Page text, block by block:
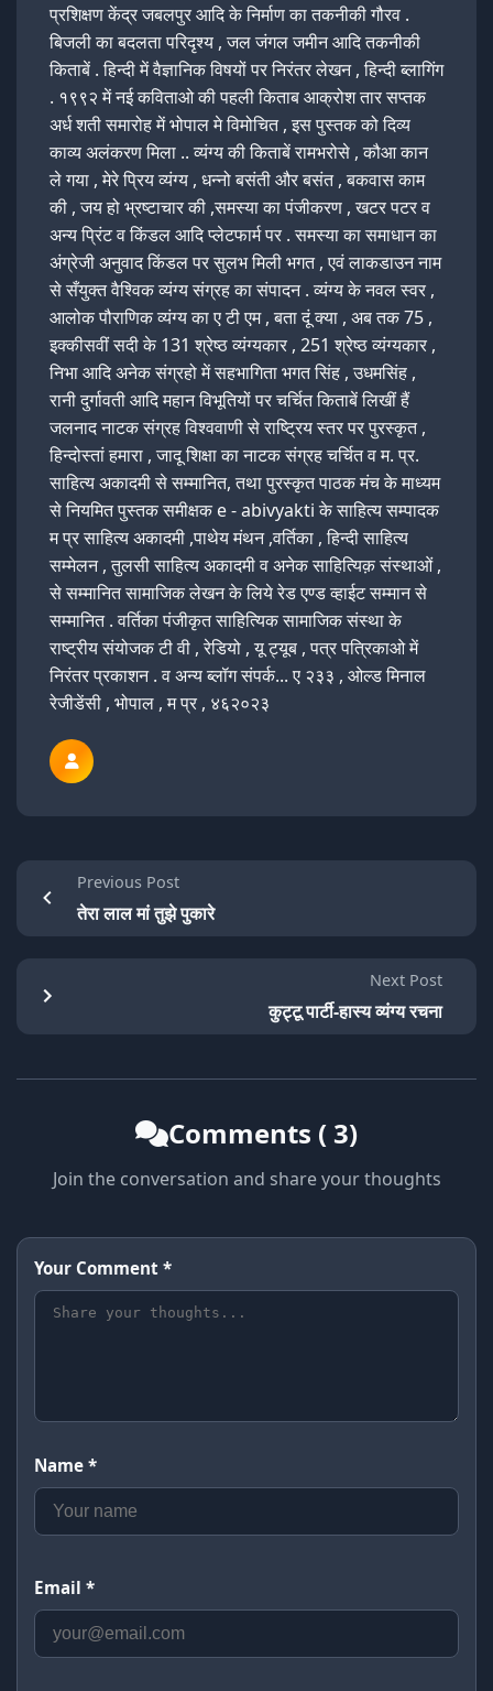
प्रशिक्षण केंद्र जबलपुर आदि के निर्माण का तकनीकी गौरव .
बिजली का बदलता परिदृश्य , जल जंगल जमीन आदि तकनीकी
किताबें . हिन्दी में वैज्ञानिक विषयों पर निरंतर लेखन , हिन्दी ब्लागिंग
. १९९२ में नई कविताओ की पहली किताब आक्रोश तार सप्तक
अर्ध शती समारोह में भोपाल मे विमोचित , इस पुस्तक को दिव्य
काव्य अलंकरण मिला .. व्यंग्य की किताबें रामभरोसे , कौआ कान
ले गया , मेरे प्रिय व्यंग्य , धन्नो बसंती और बसंत , बकवास काम
की , जय हो भ्रष्टाचार की ,समस्या का पंजीकरण , खटर पटर व
अन्य प्रिंट व किंडल आदि प्लेटफार्म पर . समस्या का समाधान का
अंग्रेजी अनुवाद किंडल पर सुलभ मिली भगत , एवं लाकडाउन नाम
से सँयुक्त वैश्विक व्यंग्य संग्रह का संपादन . व्यंग्य के नवल स्वर ,
आलोक पौराणिक व्यंग्य का ए टी एम , बता दूं क्या , अब तक 75 ,
इक्कीसवीं सदी के 131 श्रेष्ठ व्यंग्यकार , 251 श्रेष्ठ व्यंग्यकार ,
निभा आदि अनेक संग्रहो में सहभागिता भगत सिंह , उधमसिंह ,
रानी दुर्गावती आदि महान विभूतियों पर चर्चित किताबें लिखीं हैं
जलनाद नाटक संग्रह विश्ववाणी से राष्ट्रिय स्तर पर पुरस्कृत ,
हिन्दोस्तां हमारा , जादू शिक्षा का नाटक संग्रह चर्चित व म. प्र.
साहित्य अकादमी से सम्मानित, तथा पुरस्कृत पाठक मंच के माध्यम
से नियमित पुस्तक समीक्षक e - abivyakti के साहित्य सम्पादक
म प्र साहित्य अकादमी ,पाथेय मंथन ,वर्तिका , हिन्दी साहित्य
सम्मेलन , तुलसी साहित्य अकादमी व अनेक साहित्यिक़ संस्थाओं ,
से सम्मानित सामाजिक लेखन के लिये रेड एण्ड व्हाईट सम्मान से
सम्मानित . वर्तिका पंजीकृत साहित्यिक सामाजिक संस्था के
राष्ट्रीय संयोजक टी वी , रेडियो , यू ट्यूब , पत्र पत्रिकाओ में
निरंतर प्रकाशन . व अन्य ब्लॉग संपर्क... ए २३३ , ओल्ड मिनाल
रेजीडेंसी , भोपाल , म प्र , ४६२०२३
Previous Post
तेरा लाल मां तुझे पुकारे
Next Post
कुट्टू पार्टी-हास्य व्यंग्य रचना
Comments ( 3)
Join the conversation and share your thoughts
Your Comment *
Name *
Email *